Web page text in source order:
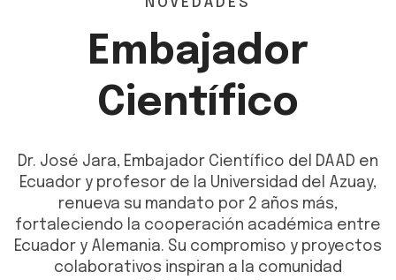
NOVEDADES
Embajador
Científico
Dr. José Jara, Embajador Científico del DAAD en
Ecuador y profesor de la Universidad del Azuay,
renueva su mandato por 2 años más,
fortaleciendo la cooperación académica entre
Ecuador y Alemania. Su compromiso y proyectos
colaborativos inspiran a la comunidad